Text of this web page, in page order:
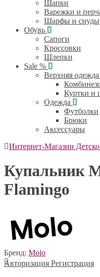
Шапки
Варежки и
Шарфы и снуды
Обувь
Сапоги
Кроссовки
Шлепки
Sale %
Верхняя одежда
Куртки и
Одежда
Футболки
Брюки
Аксессуары
Интернет-Магазин
Купальник
Flamingo
Бренд: Molo
Авторизация Регистрация